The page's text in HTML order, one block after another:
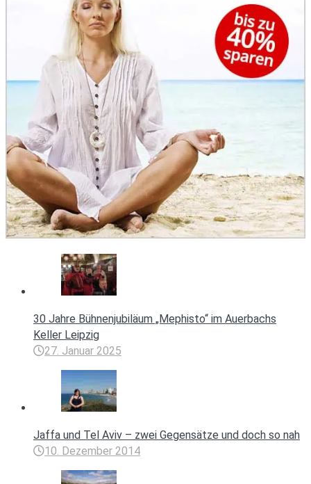
30 Jahre Bühnenjubiläum „Mephisto“ im Auerbachs
Keller Leipzig
27. Januar 2025
Jaffa und Tel Aviv – zwei Gegensätze und doch so nah
10. Dezember 2014